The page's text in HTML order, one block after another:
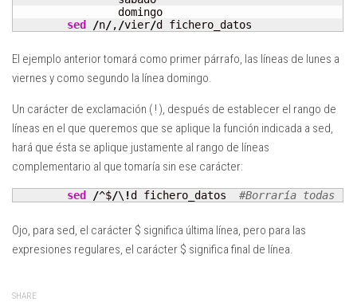
sed
/n/, /vier/d fichero_datos
El ejemplo anterior tomará como primer párrafo, las líneas de lunes a
viernes y como segundo la línea domingo.
Un carácter de exclamación ( ! ), después de establecer el rango de
líneas en el que queremos que se aplique la función indicada a sed,
hará que ésta se aplique justamente al rango de líneas
complementario al que tomaría sin ese carácter:
sed /^$/\ !d fichero_datos #Borraría todas
Ojo, para sed, el carácter $ significa última línea, pero para las
expresiones regulares, el carácter $ significa final de línea.
SHARE